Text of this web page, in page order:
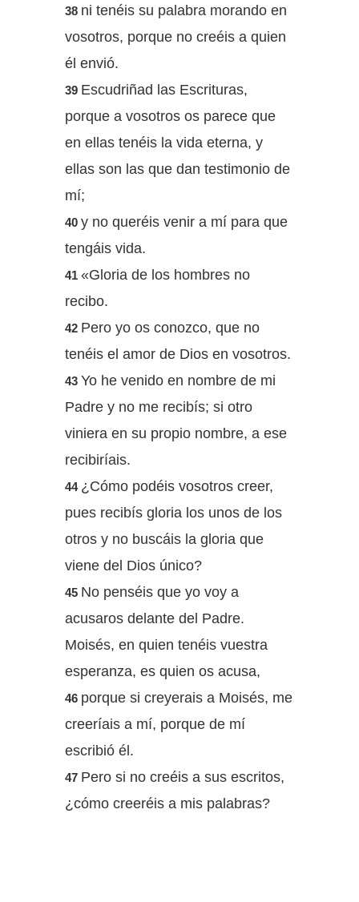
38 ni tenéis su palabra morando en
vosotros, porque no creéis a quien
él envió.
39 Escudriñad las Escrituras,
porque a vosotros os parece que
en ellas tenéis la vida eterna, y
ellas son las que dan testimonio de
mí;
40 y no queréis venir a mí para que
tengáis vida.
41 «Gloria de los hombres no
recibo.
42 Pero yo os conozco, que no
tenéis el amor de Dios en vosotros.
43 Yo he venido en nombre de mi
Padre y no me recibís; si otro
viniera en su propio nombre, a ese
recibiríais.
44 ¿Cómo podéis vosotros creer,
pues recibís gloria los unos de los
otros y no buscáis la gloria que
viene del Dios único?
45 No penséis que yo voy a
acusaros delante del Padre.
Moisés, en quien tenéis vuestra
esperanza, es quien os acusa,
46 porque si creyerais a Moisés, me
creeríais a mí, porque de mí
escribió él.
47 Pero si no creéis a sus escritos,
¿cómo creeréis a mis palabras?